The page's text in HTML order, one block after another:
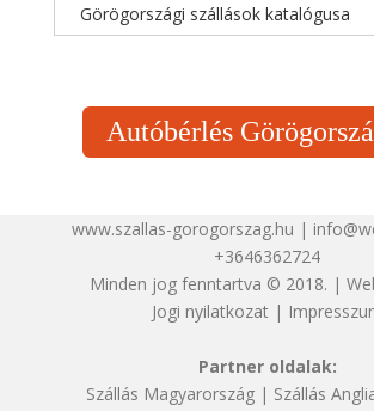
Görögországi szállások katalógusa
Autóbérlés
www.szallas-gorogorszag.hu |
+3646362724
Minden jog fenntartva © 2018. |
Jogi nyilatkozat|
Partner oldalak:
Szállás Magyarország| Szállás